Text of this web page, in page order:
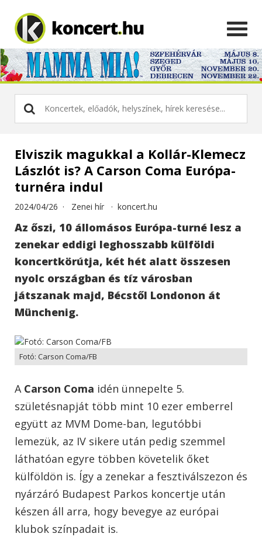
Elviszik magukkal a Kollár-Klemecz
Lászlót is? A Carson Coma Európa-
turnéra indul
2024/04/26 · Zenei hír · koncert.hu
Az őszi, 10 állomásos Európa-turné lesz a
zenekar eddigi leghosszabb külföldi
koncertkörútja, két hét alatt összesen
nyolc országban és tíz városban
játszanak majd, Bécstől Londonon át
Münchenig.
Fotó: Carson Coma/FB
A Carson Coma idén ünnepelte 5.
születésnapját több mint 10 ezer emberrel
együtt az MVM Dome-ban, legutóbbi
lemezük, az IV sikere után pedig szemmel
láthatóan egyre többen követelik őket
külföldön is. Így a zenekar a fesztiválszezon és
nyárzáró Budapest Parkos koncertje után
készen áll arra, hogy bevegye az európai
klubok színpadait is.